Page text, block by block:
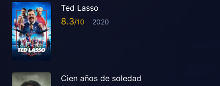
Ted Lasso
8.3 2020
Cien años de soledad